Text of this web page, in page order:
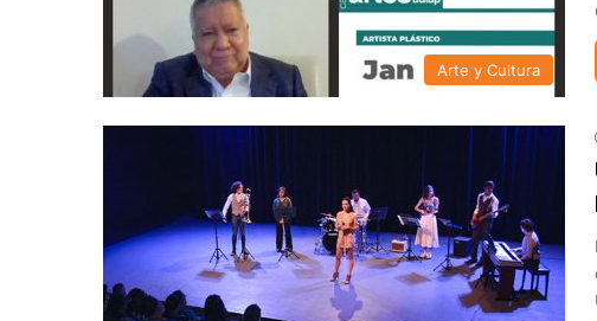
Arte y Cultura